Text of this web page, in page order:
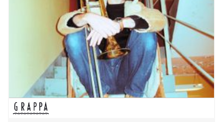
klassisk musikk inn i nye landskap, og byr på en
lytteropplevelse som berører både hjerte og sjel.